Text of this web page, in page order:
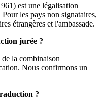
est une légalisation
les pays non signataires,
étrangères et l'ambassade.
jurée ?
la combinaison
Nous confirmons un
?